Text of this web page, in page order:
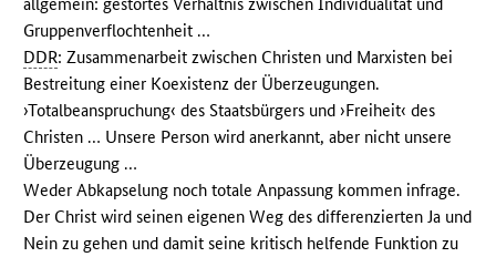
Gruppenverflochtenheit …
DDR: Zusammenarbeit zwischen Christen und Marxisten bei
Bestreitung einer Koexistenz der Überzeugungen.
›Totalbeanspruchung‹ des Staatsbürgers und ›Freiheit‹ des
Christen … Unsere Person wird anerkannt, aber nicht unsere
Überzeugung …
Weder Abkapselung noch totale Anpassung kommen infrage.
Der Christ wird seinen eigenen Weg des differenzierten Ja und
Nein zu gehen und damit seine kritisch helfende Funktion zu